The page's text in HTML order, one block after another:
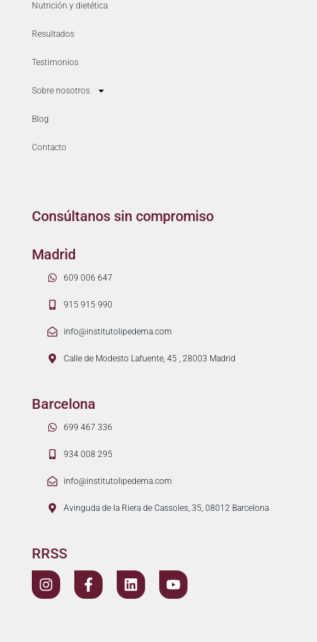
Nutrición y dietética
Resultados
Testimonios
Sobre nosotros
Blog
Contacto
Consúltanos sin compromiso
Madrid
609 006 647
915 915 990
info@institutolipedema.com
Calle de Modesto Lafuente, 45 , 28003 Madrid
Barcelona
699 467 336
934 008 295
info@institutolipedema.com
Avinguda de la Riera de Cassoles, 35, 08012 Barcelona
RRSS